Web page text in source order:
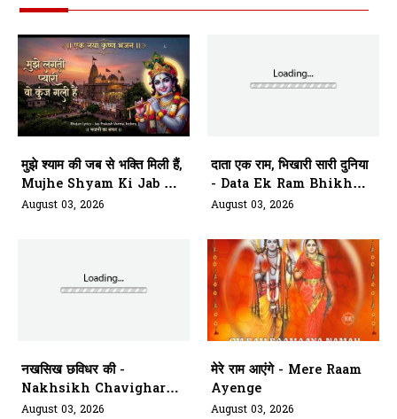
मुझे श्याम की जब से भक्ति मिली हैं,
Mujhe Shyam Ki Jab Se
Bhakti Mili Hai
August 03, 2026
दाता एक राम, भिखारी सारी दुनिया
- Data Ek Ram Bhikhari
Saari Duniya
August 03, 2026
नखसिख छविधर की -
Nakhsikh Chavighar
Aarti Kariye Siyavar Ki
August 03, 2026
मेरे राम आएंगे - Mere Raam
Ayenge
August 03, 2026